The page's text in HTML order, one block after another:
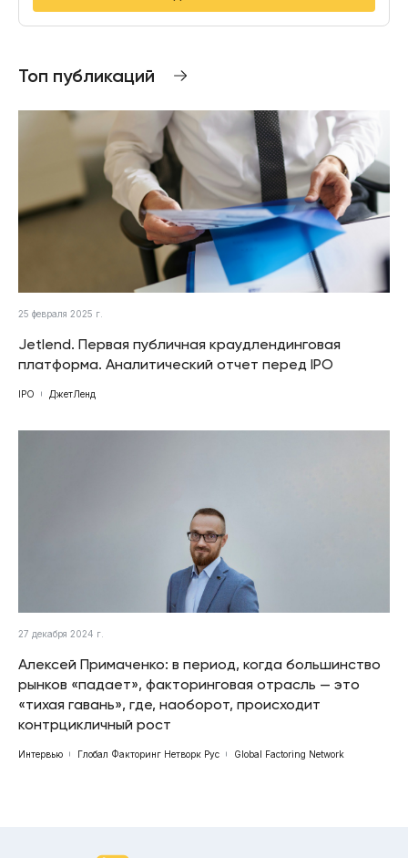
Топ публикаций
25 февраля 2025 г.
Jetlend. Первая публичная краудлендинговая
платформа. Аналитический отчет перед IPO
IPO ДжетЛенд
27 декабря 2024 г.
Алексей Примаченко: в период, когда большинство
рынков «падает», факторинговая отрасль — это
«тихая гавань», где, наоборот, происходит
контрцикличный рост
Интервью Глобал Факторинг Нетворк Рус Global Factoring Network